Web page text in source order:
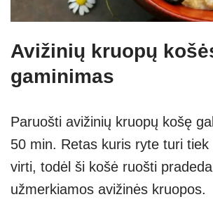
Avižinių kruopų
gaminimas
Paruošti avižinių kruopų košę
50 min. Retas kuris ryte turi tiek
virti, todėl ši košė ruošti
užmerkiamos avižinės kruopos.